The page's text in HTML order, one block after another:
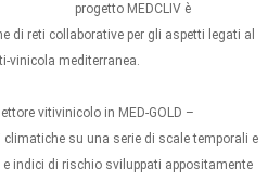
progetto MEDCLIV è
di reti collaborative per gli aspetti legati al
vinicola mediterranea.
vitivinicolo in MED-GOLD –
su una serie di scale temporali e
indici di rischio sviluppati appositamente